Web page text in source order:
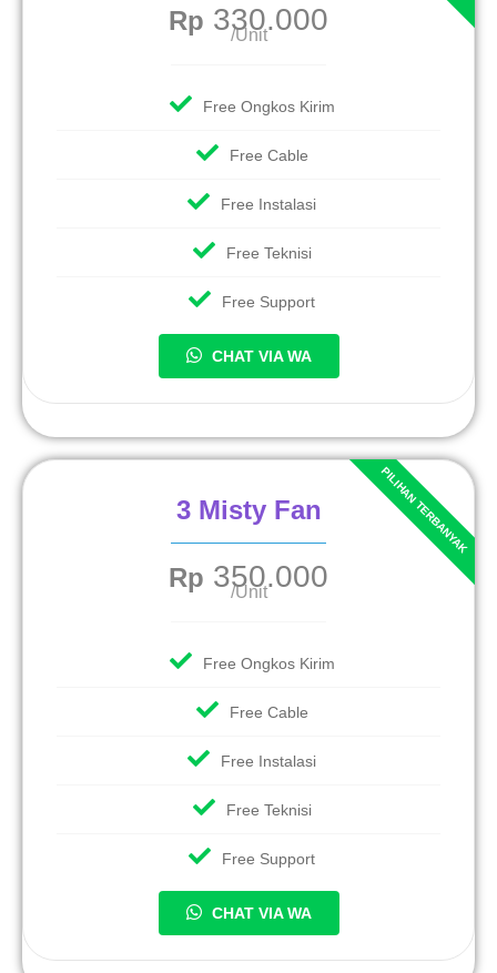
Rp 330.000
/Unit
Free Ongkos Kirim
Free Cable
Free Instalasi
Free Teknisi
Free Support
CHAT VIA WA
3 Misty Fan
Rp 350.000
/Unit
Free Ongkos Kirim
Free Cable
Free Instalasi
Free Teknisi
Free Support
CHAT VIA WA